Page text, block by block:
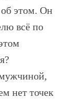
этом. Он
всё по
нет точек